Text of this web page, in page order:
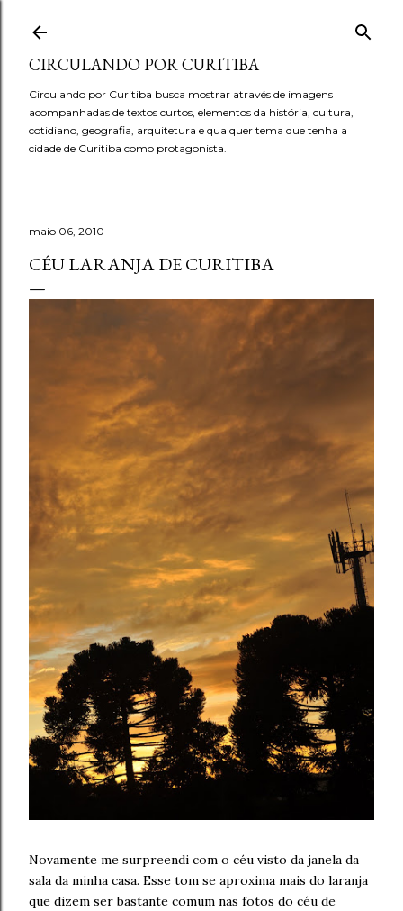
CIRCULANDO POR CURITIBA
Circulando por Curitiba busca mostrar através de imagens
acompanhadas de textos curtos, elementos da história, cultura,
cotidiano, geografia, arquitetura e qualquer tema que tenha a
cidade de Curitiba como protagonista.
maio 06, 2010
CÉU LARANJA DE CURITIBA
Novamente me surpreendi com o céu visto da janela da
sala da minha casa. Esse tom se aproxima mais do laranja
que dizem ser bastante comum nas fotos do céu de